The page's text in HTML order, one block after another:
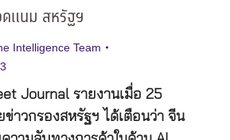
แนม สหรัฐฯ
Intelligence Team
Journal รายงานเมื่อ 25
าวกรองสหรัฐฯ ได้เตือนว่า จีน